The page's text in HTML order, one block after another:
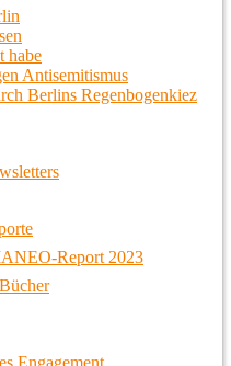
habe
Antisemitismus
Berlins Regenbogenkiez
Report 2023
Engagement